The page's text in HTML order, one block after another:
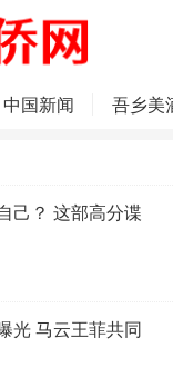
中国新闻 吾乡美
己？ 这部高分谍
光 马云王菲共同